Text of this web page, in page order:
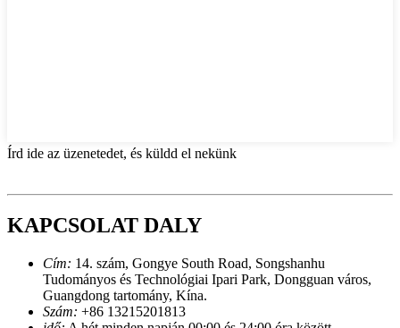
Írd ide az üzenetedet, és küldd el nekünk
KAPCSOLAT DALY
Cím: 14. szám, Gongye South Road, Songshanhu
Tudományos és Technológiai Ipari Park, Dongguan város,
Guangdong tartomány, Kína.
Szám: +86 13215201813